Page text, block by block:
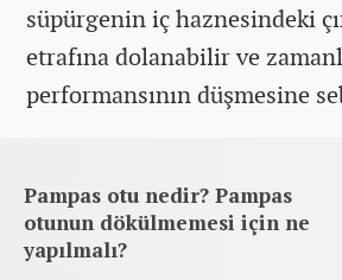
süpürgenin iç haznesindeki
etrafına dolanabilir ve
performansının düşmesine
Pampas otu nedir? Pampas
otunun dökülmemesi için ne
yapılmalı?